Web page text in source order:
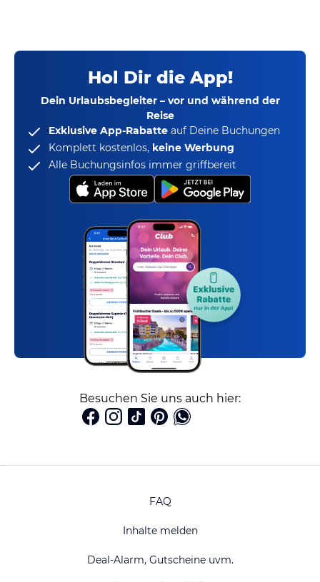
Hol Dir die App!
Dein Urlaubsbegleiter – vor und während der
Reise
Exklusive App-Rabatte auf Deine Buchungen
Komplett kostenlos, keine Werbung
Alle Buchungsinfos immer griffbereit
Besuchen Sie uns auch hier:
FAQ
Inhalte melden
Deal-Alarm, Gutscheine uvm.